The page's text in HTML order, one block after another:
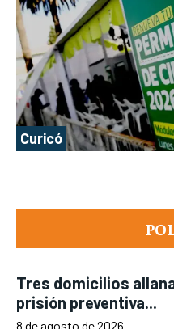
Tres domicilios
prisión preventiva...
8 de agosto de 2026
Curicó